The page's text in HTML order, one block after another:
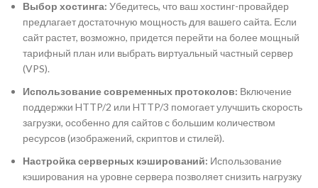
Выбор хостинга: Убедитесь, что ваш хостинг-провайдер
предлагает достаточную мощность для вашего сайта. Если
сайт растет, возможно, придется перейти на более мощный
тарифный план или выбрать виртуальный частный сервер
(VPS).
Использование современных протоколов: Включение
поддержки HTTP/2 или HTTP/3 помогает улучшить скорость
загрузки, особенно для сайтов с большим количеством
ресурсов (изображений, скриптов и стилей).
Настройка серверных кэширований: Использование
кэширования на уровне сервера позволяет снизить нагрузку